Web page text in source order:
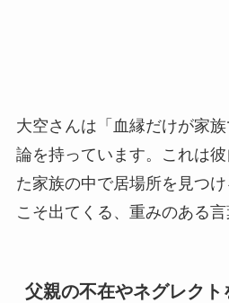
大空さんは「血縁だけが家
論を持っています。これは
た家族の中で居場所を見つ
こそ出てくる、重みのある言
父親の不在やネグレク